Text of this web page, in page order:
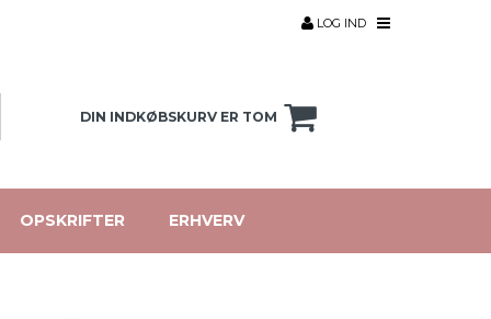
LOG IND
DIN INDKØBSKURV ER TOM
OPSKRIFTER ERHVERV